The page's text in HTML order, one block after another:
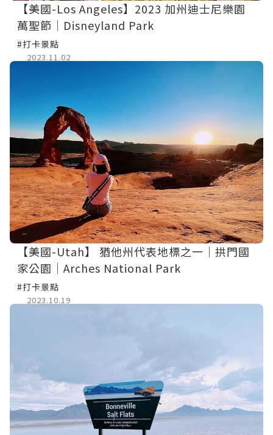
【美國-Los Angeles】2023 加州迪士尼樂園
萬聖節│Disneyland Park
#打卡景點
2023.11.02
【美國-Utah】 猶他州代表地標之一│拱門國
家公園│Arches National Park
#打卡景點
2023.10.19